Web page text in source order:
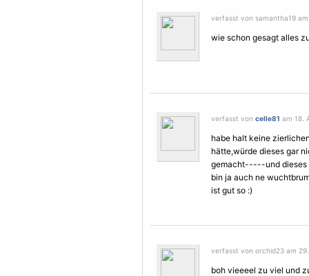
verfasst von samantha19
wie schon gesagt alles
verfasst von celle81 am 18.
habe halt keine
hätte,würde dieses gar
gemacht-----und dieses
bin ja auch ne
ist gut so :)
verfasst von orchid23 am
boh vieeeel zu viel und